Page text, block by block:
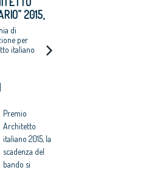
2015,
IL
di
per
italiano
Premio
Architetto
italiano 2015, la
scadenza del
bando si